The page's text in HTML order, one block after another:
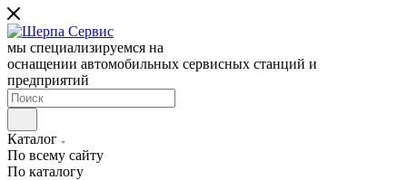
мы специализируемся на
оснащении автомобильных сервисных станций и
предприятий
Каталог
По всему сайту
По каталогу